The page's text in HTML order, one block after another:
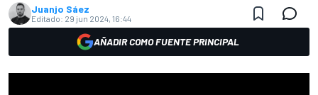
Juanjo Sáez
Editado: 29 jun 2024, 16:44
AÑADIR COMO FUENTE PRINCIPAL